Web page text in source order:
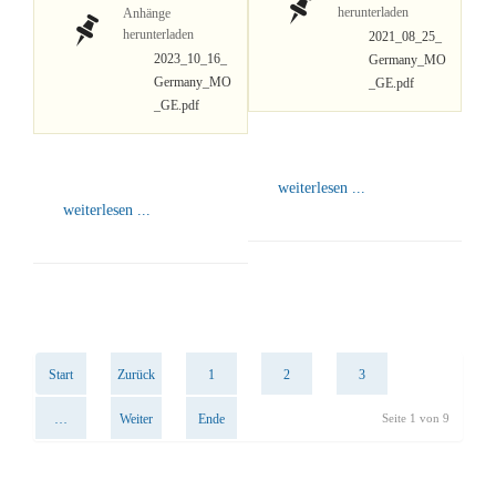
Anhänge
herunterladen
2023_10_16_
Germany_MO
_GE.pdf
weiterlesen ...
herunterladen
2021_08_25_
Germany_MO
_GE.pdf
weiterlesen ...
Start Zurück 1 2 3
… Weiter Ende Seite 1 von 9